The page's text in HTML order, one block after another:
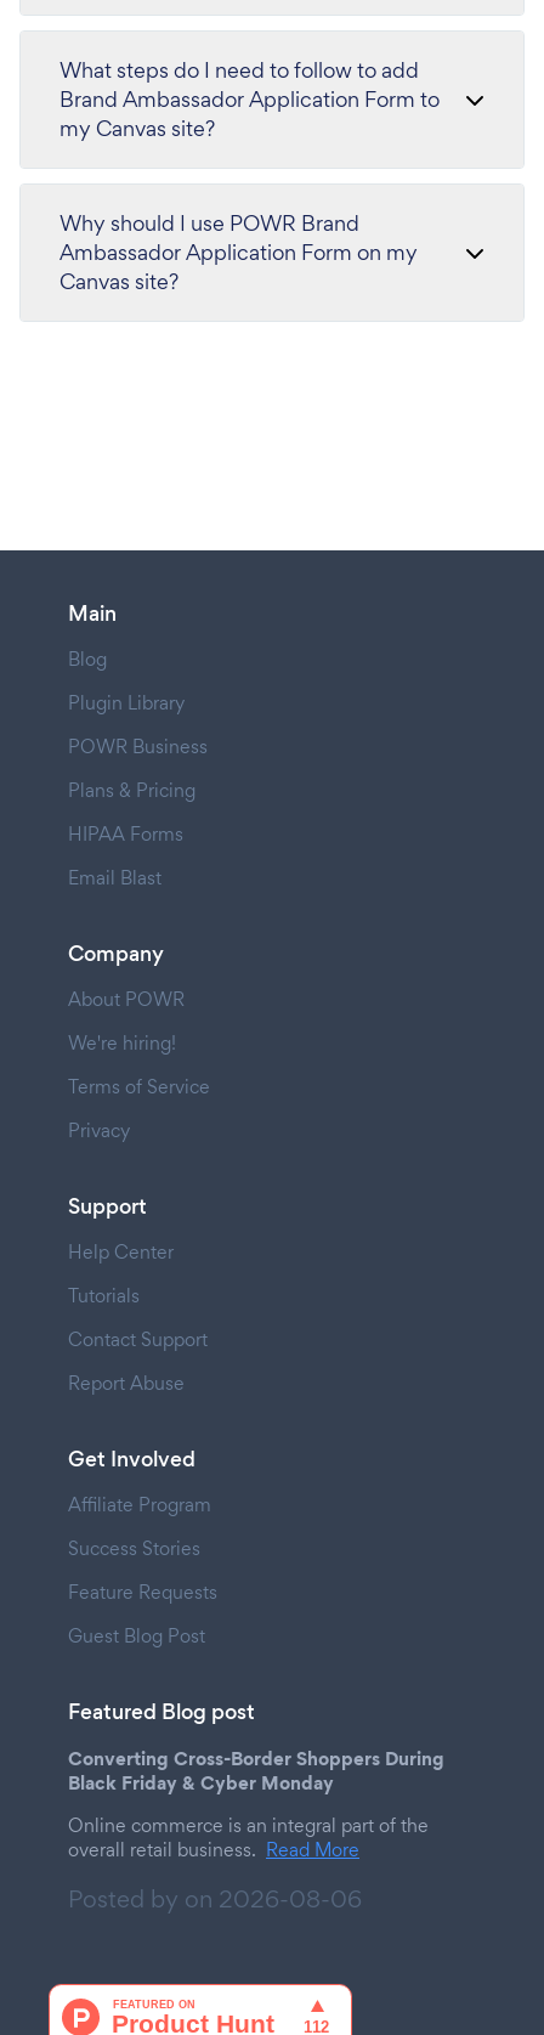
What steps do I need to follow to add
Brand Ambassador Application Form to
my Canvas site?
Why should I use POWR Brand
Ambassador Application Form on my
Canvas site?
Main
Blog
Plugin Library
POWR Business
Plans & Pricing
HIPAA Forms
Email Blast
Company
About POWR
We're hiring!
Terms of Service
Privacy
Support
Help Center
Tutorials
Contact Support
Report Abuse
Get Involved
Affiliate Program
Success Stories
Feature Requests
Guest Blog Post
Featured Blog post
Converting Cross-Border Shoppers During
Black Friday & Cyber Monday
Online commerce is an integral part of the
overall retail business. Read More
Posted by on 2026-08-06